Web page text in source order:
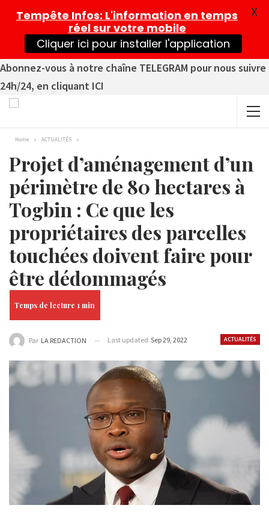
Abonnez-vous à notre chaîne TELEGRAM pour nous suivre
24h/24, en cliquant ICI
Home ACTUALITÉS
Projet d’aménagement d’un
périmètre de 80 hectares à
Togbin : Ce que les
propriétaires des parcelles
touchées doivent faire pour
être dédommagés
ACTUALITÉS
Par LA REDACTION Last updated Sep 29, 2022
Tempête Infos: L'information en temps
réel sur votre mobile
Cliquer ici pour installer l'application
X